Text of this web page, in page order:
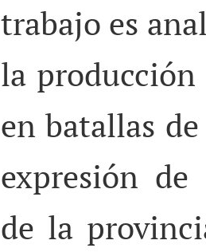
trabajo es
la
en batallas
expresión
de la